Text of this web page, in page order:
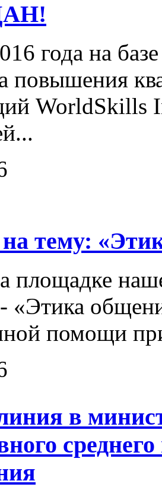
года на
повышения
WorldSkills
тему:
площадке
помощи
в